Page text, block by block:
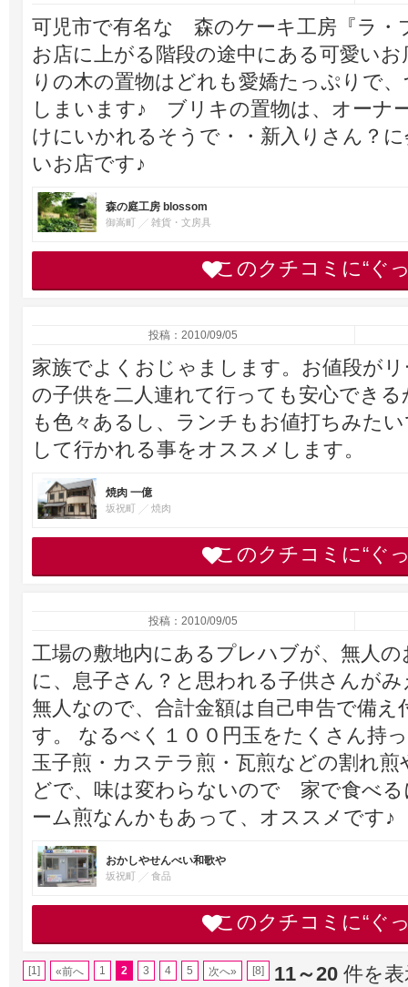
可児市で有名な 森のケーキ工房『ラ・
お店に上がる階段の途中にある可愛い
りの木の置物はどれも愛嬌たっぷりで
しまいます♪ ブリキの置物は、オーナ
けにいかれるそうで・・新入りさん？
いお店です♪
森の庭工房 blossom
御嵩町 雑貨・文房具
このクチコミに“ぐ
投稿：2010/09/05
家族でよくおじゃまします。お値段が
の子供を二人連れて行っても安心でき
も色々あるし、ランチもお値打ちみ
して行かれる事をオススメします。
焼肉 一億
坂祝町 焼肉
このクチコミに“ぐ
投稿：2010/09/05
工場の敷地内にあるプレハブが、無人
に、息子さん？と思われる子供さんが
無人なので、合計金額は自己申告で備
す。 なるべく１００円玉をたくさん
玉子煎・カステラ煎・瓦煎などの割れ
どで、味は変わらないので 家で食べ
ーム煎なんかもあって、オススメです♪
おかしやせんべい和歌や
坂祝町 食品
このクチコミに“ぐ
[1] «前へ 1 2 3 4 5 次へ» [8] 11～20 件を